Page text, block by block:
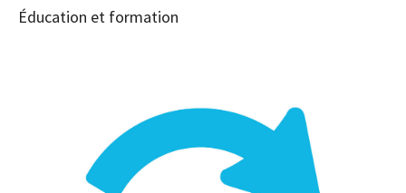
Éducation et formation